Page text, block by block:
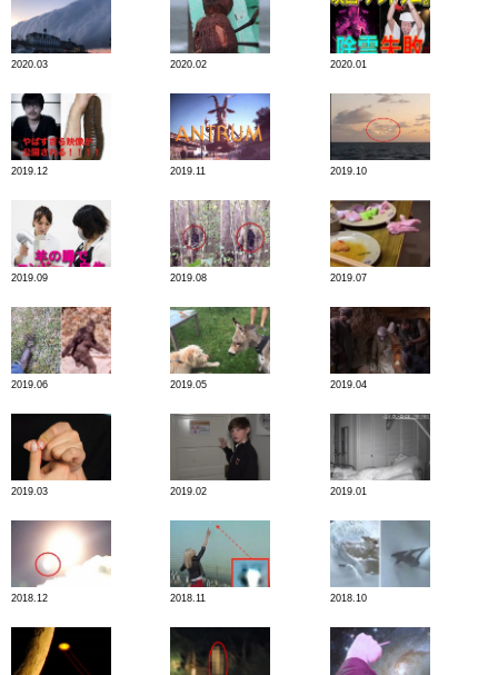
2020.03 2020.02 2020.01
2019.12 2019.11 2019.10
2019.09 2019.08 2019.07
2019.06 2019.05 2019.04
2019.03 2019.02 2019.01
2018.12 2018.11 2018.10